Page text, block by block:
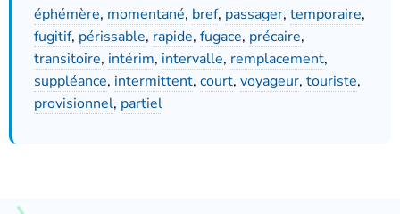
éphémère, momentané, bref, passager, temporaire,
fugitif, périssable, rapide, fugace, précaire,
transitoire, intérim, intervalle, remplacement,
suppléance, intermittent, court, voyageur, touriste,
provisionnel, partiel